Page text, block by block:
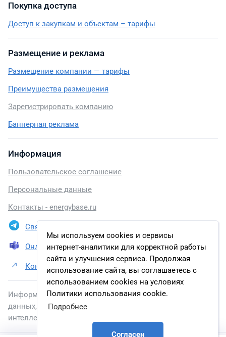
Мы используем cookies и сервисы
интернет-аналитики для корректной работы
сайта и улучшения сервиса. Продолжая
использование сайта, вы соглашаетесь с
использованием cookies на условиях
Политики использования cookie.
Подробнее
Согласен
Покупка доступа
Доступ к закупкам и объектам – тарифы
Размещение и реклама
Размещение компании — тарифы
Преимущества размещения
Зарегистрировать компанию
Баннерная реклама
Информация
Пользовательское соглашение
Персональные данные
Контакты - energybase.ru
Связаться в Telegram
Онлайн презентация
Контакты АО «Транснефть – Сибирь»
Информация, размещенная на сайте, включена в базу
данных, зарегистрированную в Федеральной службе по
интеллектуальной собственности.